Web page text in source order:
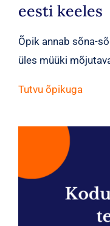
eesti keeles
Õpik annab sõna-
üles müüki
Tutvu õpikuga